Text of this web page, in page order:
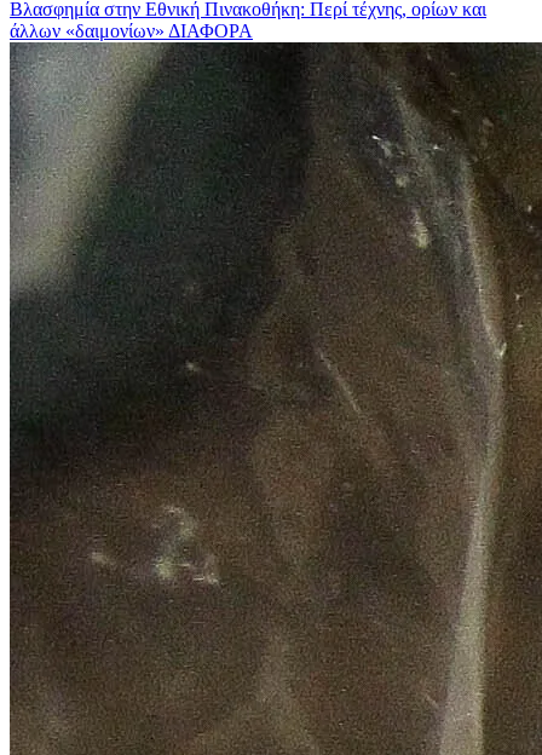
Βλασφημία στην Εθνική Πινακοθήκη: Περί τέχνης, ορίων και
άλλων «δαιμονίων» ΔΙΑΦΟΡΑ